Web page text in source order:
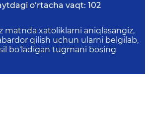
o‘rtacha vaqt: 102
matnda xatoliklarni aniqlasangiz,
qilish uchun ularni belgilab,
bo‘ladigan tugmani bosing